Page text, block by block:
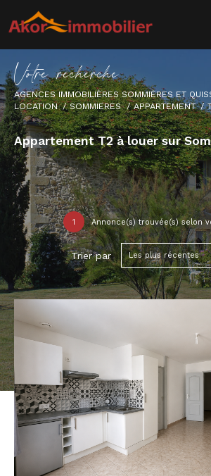
Votre recherche
AGENCES IMMOBILIÈRES SOMMIÈRES ET
LOCATION
SOMMIERES APPARTEMENT
Appartement T2 à louer sur
1 Annonce(s) trouvée(s) selon
Trier par Les plus récentes